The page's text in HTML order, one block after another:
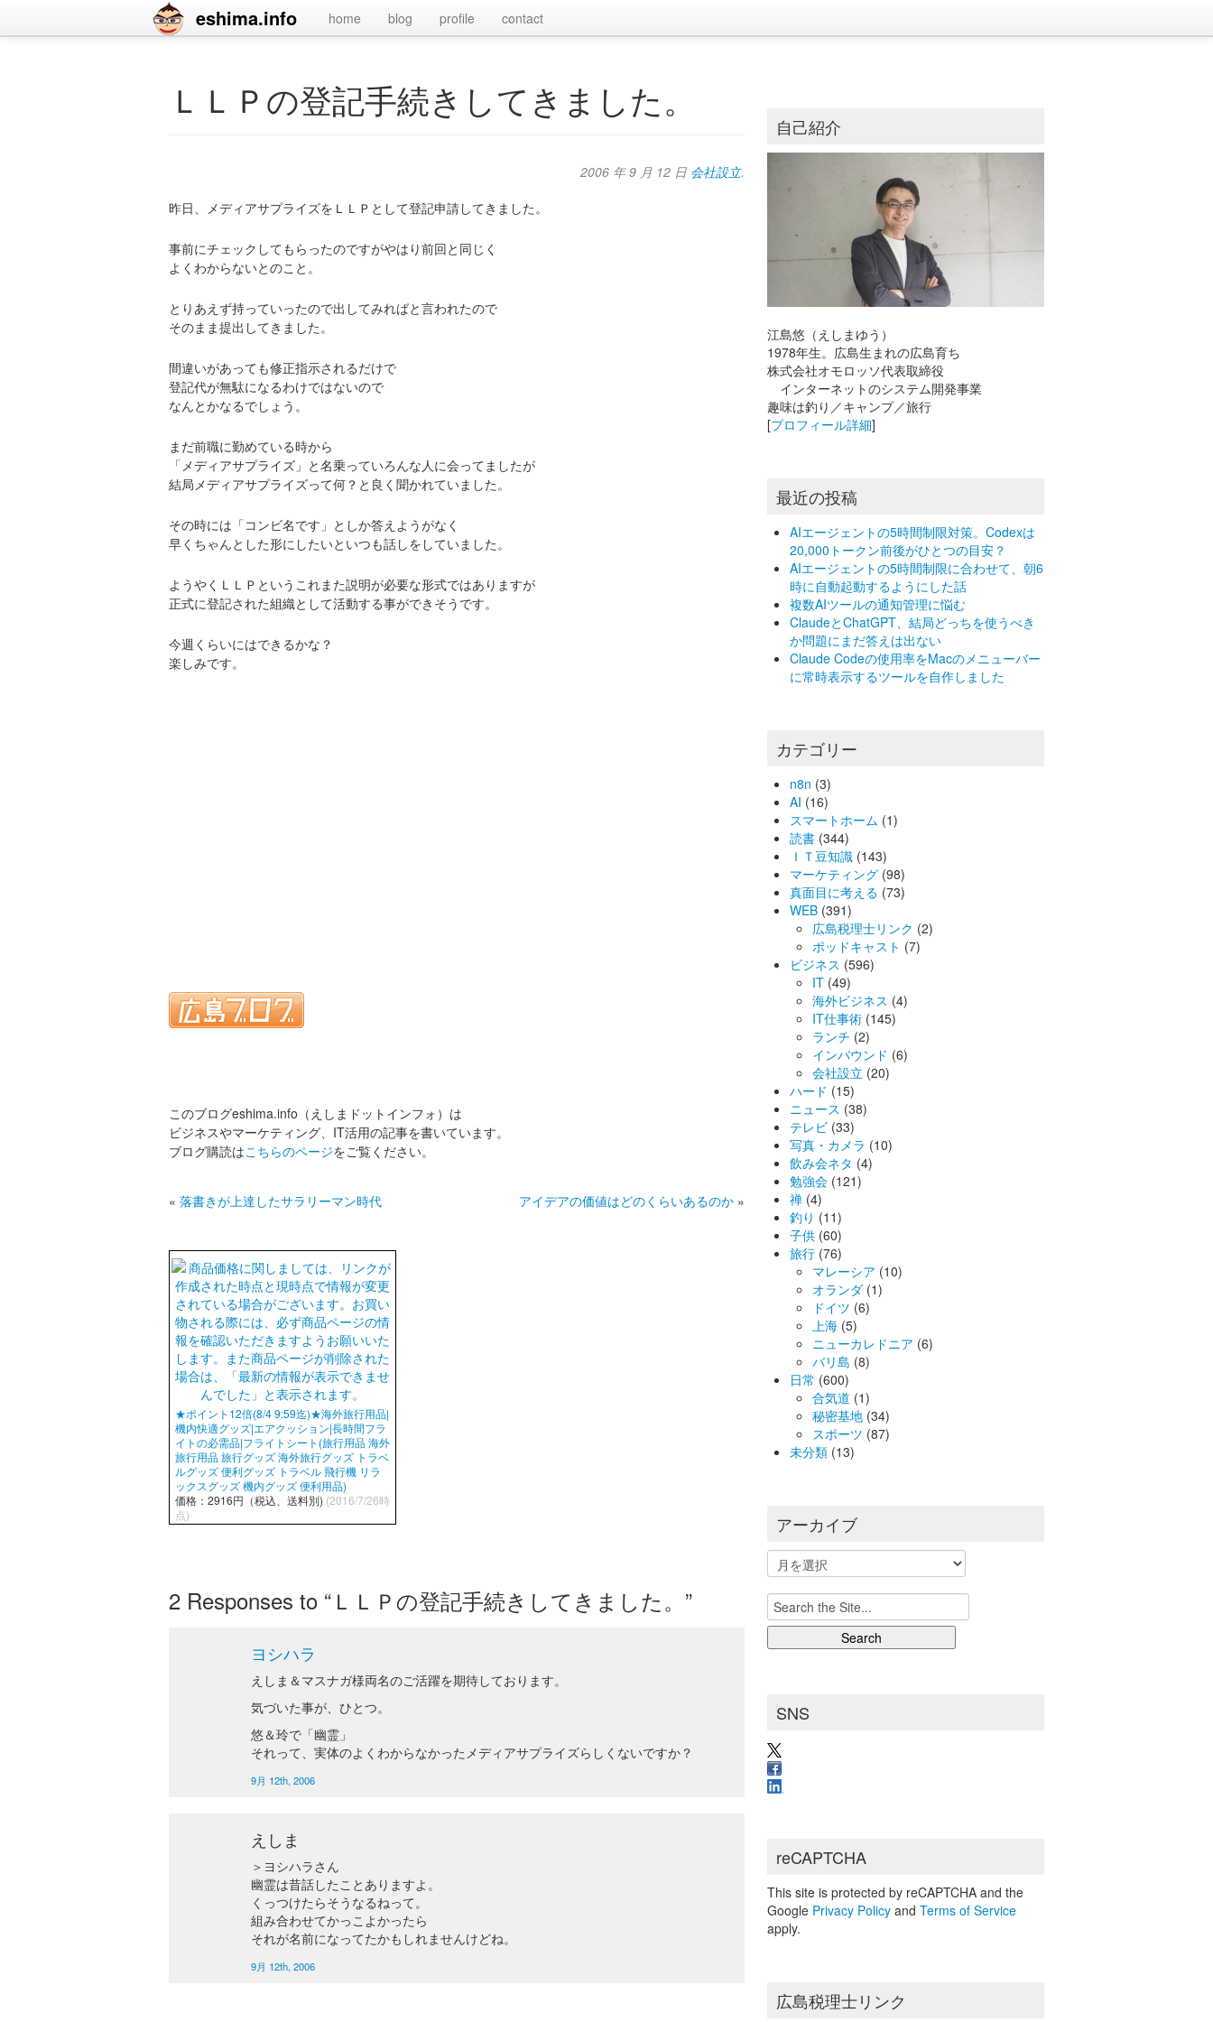
eshima.info home blog profile contact
ＬＬＰの登記手続きしてきました。
2006 年 9 月 12 日 会社設立.
昨日、メディアサプライズをＬＬＰとして登記申請してきました。
事前にチェックしてもらったのですがやはり前回と同じく
よくわからないとのこと。
とりあえず持っていったので出してみればと言われたので
そのまま提出してきました。
間違いがあっても修正指示されるだけで
登記代が無駄になるわけではないので
なんとかなるでしょう。
まだ前職に勤めている時から
「メディアサプライズ」と名乗っていろんな人に会ってましたが
結局メディアサプライズって何？と良く聞かれていました。
その時には「コンビ名です」としか答えようがなく
早くちゃんとした形にしたいといつも話しをしていました。
ようやくＬＬＰというこれまた説明が必要な形式ではありますが
正式に登記された組織として活動する事ができそうです。
今週くらいにはできるかな？
楽しみです。
このブログeshima.info（えしまドットインフォ）は
ビジネスやマーケティング、IT活用の記事を書いています。
ブログ購読はこちらのページをご覧ください。
« 落書きが上達したサラリーマン時代 アイデアの価値はどのくらいあるのか »
★ポイント12倍(8/4 9:59迄)★海外旅行用品|
機内快適グッズ|エアクッション|長時間フラ
イトの必需品|フライトシート(旅行用品 海外
旅行用品 旅行グッズ 海外旅行グッズ トラベ
ルグッズ 便利グッズ トラベル 飛行機 リラ
ックスグッズ 機内グッズ 便利用品)
価格：2916円（税込、送料別) (2016/7/26時
点)
2 Responses to “ＬＬＰの登記手続きしてきました。”
ヨシハラ
えしま＆マスナガ様両名のご活躍を期待しております。
気づいた事が、ひとつ。
悠＆玲で「幽霊」
それって、実体のよくわからなかったメディアサプライズらしくないですか？
9月 12th, 2006
えしま
＞ヨシハラさん
幽霊は昔話したことありますよ。
くっつけたらそうなるねって。
組み合わせてかっこよかったら
それが名前になってたかもしれませんけどね。
9月 12th, 2006
自己紹介
江島悠（えしまゆう）
1978年生。広島生まれの広島育ち
株式会社オモロッソ代表取締役
インターネットのシステム開発事業
趣味は釣り／キャンプ／旅行
[プロフィール詳細]
最近の投稿
AIエージェントの5時間制限対策。Codexは
20,000トークン前後がひとつの目安？
AIエージェントの5時間制限に合わせて、朝6
時に自動起動するようにした話
複数AIツールの通知管理に悩む
ClaudeとChatGPT、結局どっちを使うべき
か問題にまだ答えは出ない
Claude Codeの使用率をMacのメニューバー
に常時表示するツールを自作しました
カテゴリー
n8n (3)
AI (16)
スマートホーム (1)
読書 (344)
ＩＴ豆知識 (143)
マーケティング (98)
真面目に考える (73)
WEB (391)
広島税理士リンク (2)
ポッドキャスト (7)
ビジネス (596)
IT (49)
海外ビジネス (4)
IT仕事術 (145)
ランチ (2)
インバウンド (6)
会社設立 (20)
ハード (15)
ニュース (38)
テレビ (33)
写真・カメラ (10)
飲み会ネタ (4)
勉強会 (121)
禅 (4)
釣り (11)
子供 (60)
旅行 (76)
マレーシア (10)
オランダ (1)
ドイツ (6)
上海 (5)
ニューカレドニア (6)
バリ島 (8)
日常 (600)
合気道 (1)
秘密基地 (34)
スポーツ (87)
未分類 (13)
アーカイブ
ー
カ
イ
ブ
Search
for:
SNS
reCAPTCHA
This site is protected by reCAPTCHA and the
Google Privacy Policy andTerms of Service
apply.
広島税理士リンク